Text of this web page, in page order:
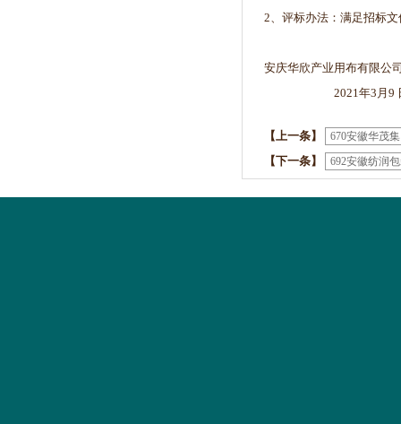
2、评标办法：满足招标
安庆华欣产业用布有限公
2021年3月9
【上一条】 670安徽华茂
【下一条】 692安徽纺润